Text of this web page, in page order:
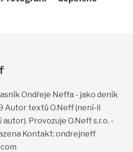
Ondřeje Neffa - jako deník
Autor textů O.Neff (není-li
Provozuje O.Neff s.r.o. -
Kontakt: ondrejneff